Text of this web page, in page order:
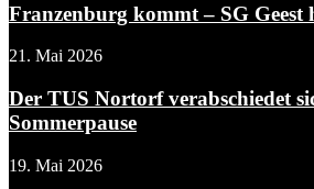
Franzenburg kommt – SG
21. Mai 2026
Der TUS Nortorf verabschiedet
Sommerpause
19. Mai 2026